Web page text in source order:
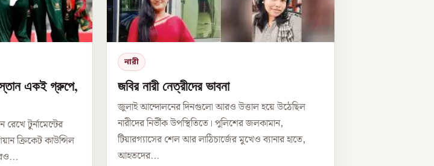
একই গ্রুপে,
টুর্নামেন্টের
ক্রিকেট কাউন্সিল
নারী
জবির নারী নেত্রীদের ভাবনা
জুলাই আন্দোলনের দিনগুলো আরও উত্তাল হয়ে উঠেছিল
নারীদের নির্ভীক উপস্থিতিতে। পুলিশের জলকামান,
টিয়ারগ্যাসের শেল আর লাঠিচার্জের মুখেও ব্যানার হাতে,
আহতদের...